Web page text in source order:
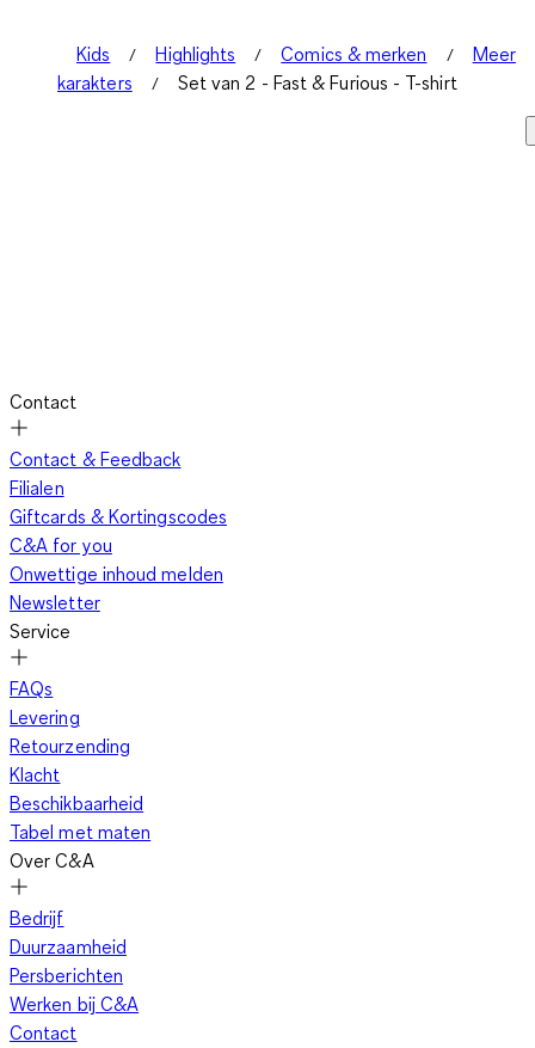
Kids Highlights Comics & merken
Meer
karakters
Set van 2 - Fast & Furious - T-shirt
Contact
Contact & Feedback
Filialen
Giftcards & Kortingscodes
C&A for you
Onwettige inhoud melden
Newsletter
Service
FAQs
Levering
Retourzending
Klacht
Beschikbaarheid
Tabel met maten
Over C&A
Bedrijf
Duurzaamheid
Persberichten
Werken bij C&A
Contact